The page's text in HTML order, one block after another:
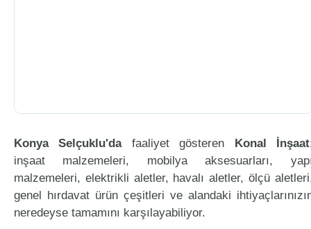
Konya Selçuklu'dafaaliyet gösteren Konal İnşaat
inşaat malzemeleri, mobilya aksesuarları,
malzemeleri, elektrikli aletler, havalı aletler, ölçü
genel hırdavat ürün çeşitleri ve alandaki
neredeyse tamamını karşılayabiliyor.